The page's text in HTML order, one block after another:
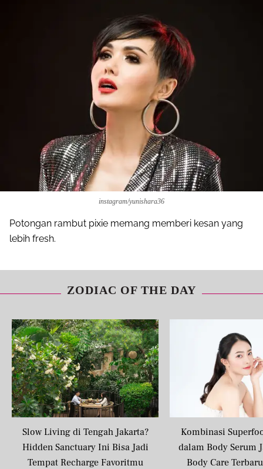
instagram/yunishara36
Potongan rambut pixie memang memberi kesan yang
lebih fresh.
ZODIAC OF THE DAY
Slow Living di Tengah Jakarta?
Hidden Sanctuary Ini Bisa Jadi
Tempat Recharge Favoritmu
Kombinasi
dalam Body Serum
Body Care